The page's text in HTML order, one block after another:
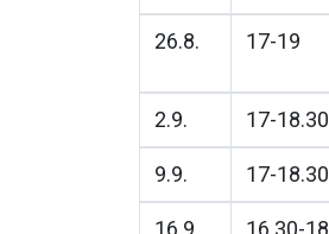
26.8. 17-19
2.9. 17-18.30
9.9. 17-18.30
16.9. 16.30-18